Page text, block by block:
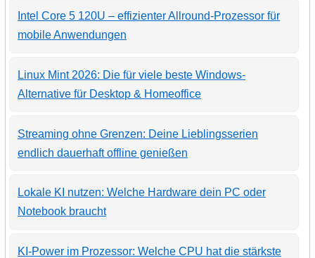
Intel Core 5 120U – effizienter Allround-Prozessor für
mobile Anwendungen
Linux Mint 2026: Die für viele beste Windows-
Alternative für Desktop & Homeoffice
Streaming ohne Grenzen: Deine Lieblingsserien
endlich dauerhaft offline genießen
Lokale KI nutzen: Welche Hardware dein PC oder
Notebook braucht
KI-Power im Prozessor: Welche CPU hat die stärkste